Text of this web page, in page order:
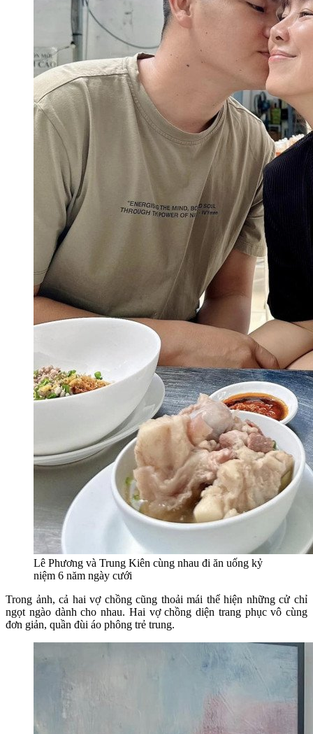
Lê Phương và Trung Kiên cùng nhau đi ăn uống kỷ
niệm 6 năm ngày cưới
Trong ảnh, cả hai vợ chồng cũng thoải mái thể hiện những cử chỉ
ngọt ngào dành cho nhau. Hai vợ chồng diện trang phục vô cùng
đơn giản, quần đùi áo phông trẻ trung.